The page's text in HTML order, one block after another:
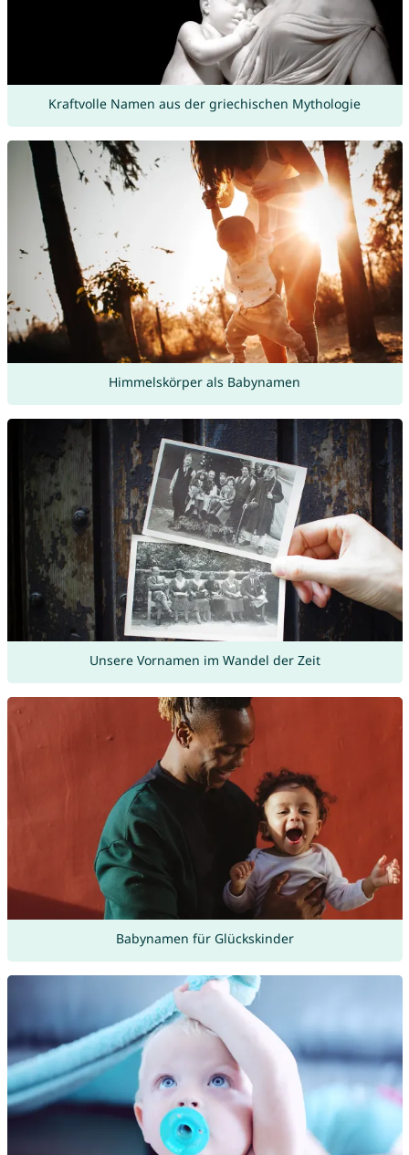
Kraftvolle Namen aus der griechischen Mythologie
Himmelskörper als Babynamen
Unsere Vornamen im Wandel der Zeit
Babynamen für Glückskinder